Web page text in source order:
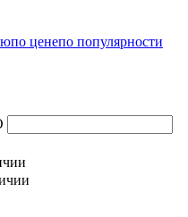
по ценепо популярности